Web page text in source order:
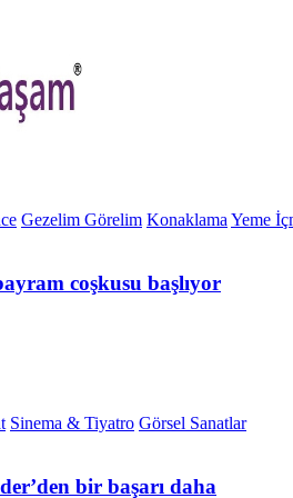
Gezelim Görelim Konaklama Yeme
coşkusu başlıyor
Sinema & Tiyatro Görsel Sanatlar
bir başarı daha